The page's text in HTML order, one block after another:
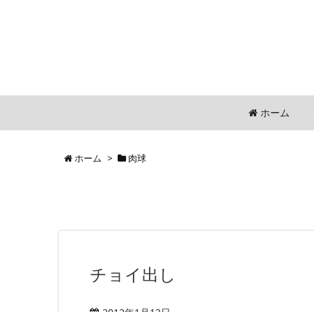
ホーム
ホーム > 肉球
チョイ出し